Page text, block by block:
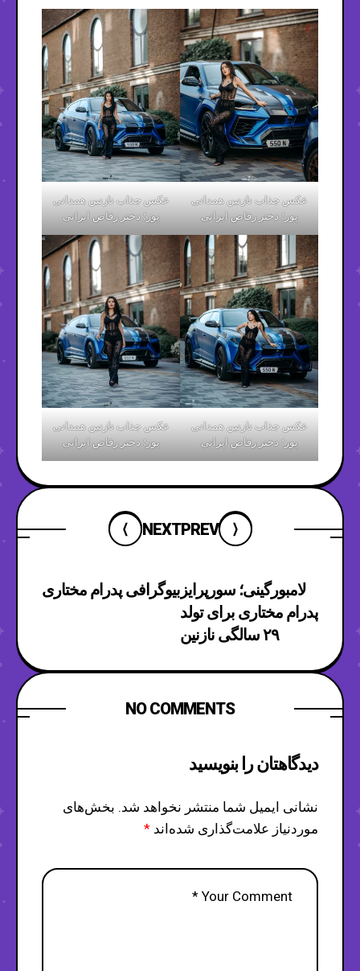
عکس جذاب نازنین همدانی
پور؛ دختر رقاص ایرانی
عکس جذاب نازنین همدانی
پور؛ دختر رقاص ایرانی
عکس جذاب نازنین همدانی
پور؛ دختر رقاص ایرانی
عکس جذاب نازنین همدانی
پور؛ دختر رقاص ایرانی
PREV
NEXT
لامبورگینی؛ سورپرایز
پدرام مختاری برای تولد
۲۹ سالگی نازنین
بیوگرافی پدرام مختاری
NO COMMENTS
دیدگاهتان را بنویسید
نشانی ایمیل شما منتشر نخواهد شد. بخش‌های
موردنیاز علامت‌گذاری شده‌اند *